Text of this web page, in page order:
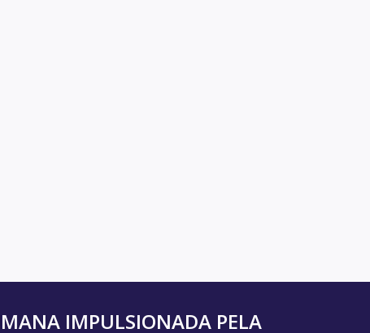
IMPULSIONADA PELA